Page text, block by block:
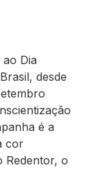
Dia
desde
é a
cor
Redentor, o